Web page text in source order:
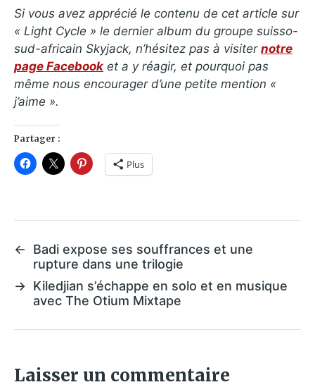
Si vous avez apprécié le contenu de cet article sur
« Light Cycle » le dernier album du groupe suisso-
sud-africain Skyjack, n’hésitez pas à visiter notre
page Facebook et a y réagir, et pourquoi pas
même nous encourager d’une petite mention «
j’aime ».
Partager :
Plus
←
Badi expose ses souffrances et une
rupture dans une trilogie
→ Kiledjian s’échappe en solo et en musique
avec The Otium Mixtape
Laisser un commentaire